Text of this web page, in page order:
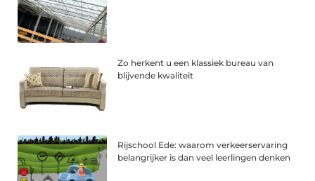
Zo herkent u een klassiek bureau van
blijvende kwaliteit
Rijschool Ede: waarom verkeerservaring
belangrijker is dan veel leerlingen denken